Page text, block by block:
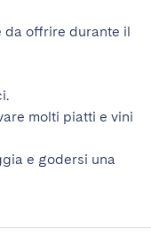
da offrire durante il
molti piatti e vini
e godersi una